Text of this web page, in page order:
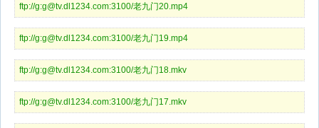
ftp://g:g@tv.dl1234.com:3100/老九门20.mp4
ftp://g:g@tv.dl1234.com:3100/老九门19.mp4
ftp://g:g@tv.dl1234.com:3100/老九门18.mkv
ftp://g:g@tv.dl1234.com:3100/老九门17.mkv